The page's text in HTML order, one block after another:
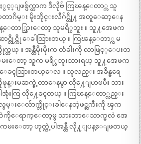
ႏွင့္ျဖစ္ပ်က္တာက ဒီလိုဗ် ကြၽန္ေတာ္က သူ
ပဴတာဂိမ္း မိုးဘိုင္းလီဂ်င္တို႔ အတူေဆာ့ေန
တာ္သြားေတာ့ သူမရိွဘူး ။ သူ႔အေဖက
တိုင္ကို ေခါသြားတယ္ ။ ကြၽန္ေတာ္က မ
တယ္ ။ အန္တီမိုးမိုးက တံခါးကို လာဖြင့္ေပးတ
မးေတာ့ သူက မရိွဘူးသားရယ္ သူ႔အေဖက
ေခၚသြားတယ္ေလ ။ သူလည္း အခ်ိန္မရေ
းမဆက္ခဲ့တာေနမွာ လို႔ေျပာၿပီး သား
းကြ လို႔ေခၚတယ္ ။ ကြၽန္ေတာ္လည္း
လွမ္းေလ်ာက္တိုင္းခါေနတဲ့ဖင္ႀကီးကို ၾက
ကိုေရာက္ေတာ့မွ သားဘာေသာက္မလဲ အေ
ေမးေတာ့ ဟုတ္ကဲ့ပါအန္တီ လို႔ုျပန္ေျဖတယ္